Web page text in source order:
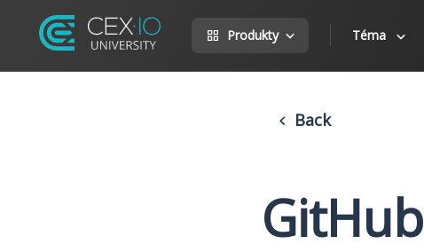
Produkty Téma
Back
GitHub